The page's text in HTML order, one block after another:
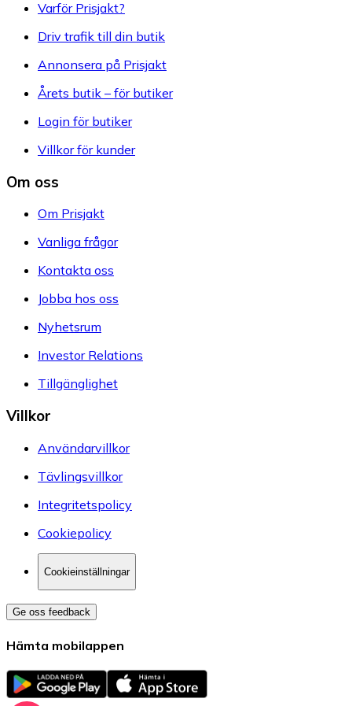
Varför Prisjakt?
Driv trafik till din butik
Annonsera på Prisjakt
Årets butik – för butiker
Login för butiker
Villkor för kunder
Om oss
Om Prisjakt
Vanliga frågor
Kontakta oss
Jobba hos oss
Nyhetsrum
Investor Relations
Tillgänglighet
Villkor
Användarvillkor
Tävlingsvillkor
Integritetspolicy
Cookiepolicy
Cookieinställningar
Ge oss feedback
Hämta mobilappen